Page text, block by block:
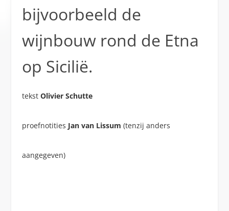
bijvoorbeeld de
wijnbouw rond de Etna
op Sicilië.
tekst Olivier Schutte
proefnotities Jan van Lissum (tenzij anders
aangegeven)